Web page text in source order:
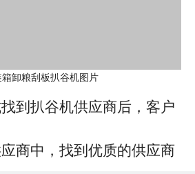
箱卸粮刮板扒谷机图片
到扒谷机供应商后，客户
商中，找到优质的供应商